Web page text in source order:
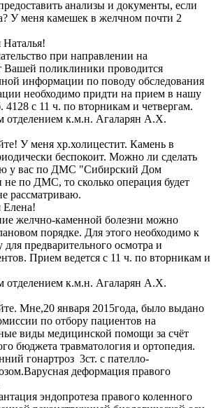
анализы и документы, если
У меня камешек в желчном почти 2
Наталья!
при направлении на
Вашей поликлиники проводится
информации по поводу обследования
необходимо придти на прием в нашу
с 11 ч. по вторникам и четвергам.
отделением к.м.н. Агаларян А.Х.
У меня хр.холицестит. Камень в
беспокоит. Можно ли сделать
у вас по ДМС "Сибирский Дом
не по ДМС, то сколько операция будет
рассматриваю.
Елена!
желчно-каменной болезни можно
порядке. Для этого необходимо к
предварительного осмотра и
Прием ведется с 11 ч. по вторникам и
отделением к.м.н. Агаларян А.Х.
Мне,20 января 2015года, было выдано
по отбору пациентов на
виды медицинской помощи за счёт
бюджета травматология и ортопедия.
гонартроз 3ст. с пателло-
деформация правого
эндопротеза правого коленного